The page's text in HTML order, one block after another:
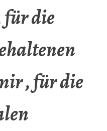
die
, für die